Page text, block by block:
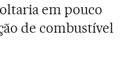
em pouco
de combustível